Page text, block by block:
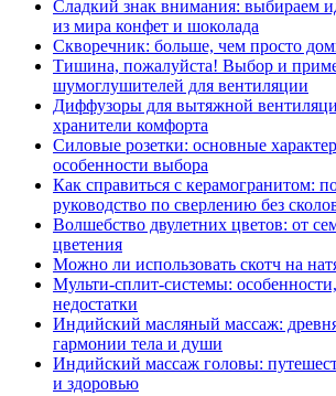
Сладкий знак внимания: выбираем
из мира конфет и шоколада
Скворечник: больше, чем просто
Тишина, пожалуйста! Выбор и
шумоглушителей для вентиляции
Диффузоры для вытяжной
хранители комфорта
Силовые розетки: основные
особенности выбора
Как справиться с керамогранитом:
руководство по сверлению без
Волшебство двулетних цветов: от
цветения
Можно ли использовать скотч на
Мульти-сплит-системы:
недостатки
Индийский масляный массаж:
гармонии тела и души
Индийский массаж головы:
и здоровью